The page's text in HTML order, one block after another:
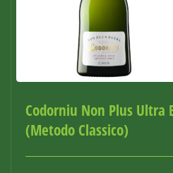
Codorniu Non Plus Ultra
(Metodo Classico)